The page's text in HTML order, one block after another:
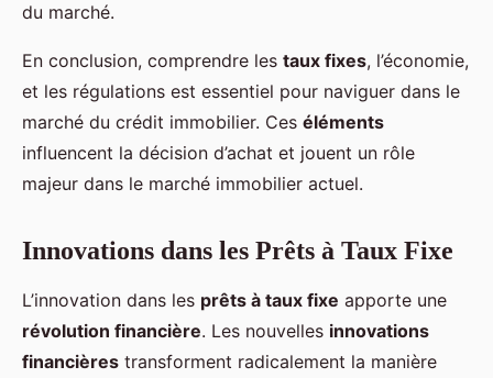
du marché.
En conclusion, comprendre les taux fixes, l’économie,
et les régulations est essentiel pour naviguer dans le
marché du crédit immobilier. Ces éléments
influencent la décision d’achat et jouent un rôle
majeur dans le marché immobilier actuel.
Innovations dans les Prêts à Taux Fixe
L’innovation dans les prêts à taux fixe apporte une
révolution financière. Les nouvelles innovations
financières transforment radicalement la manière